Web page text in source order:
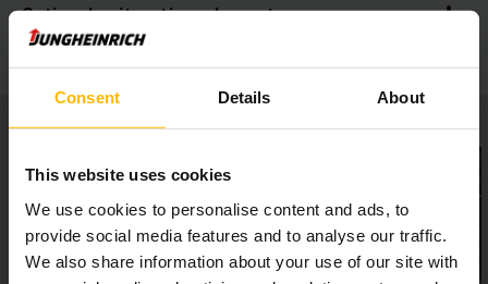
Consent Details About
This website uses cookies
We use cookies to personalise content and ads, to
provide social media features and to analyse our traffic.
We also share information about your use of our site with
Optionele uitrustingselementen